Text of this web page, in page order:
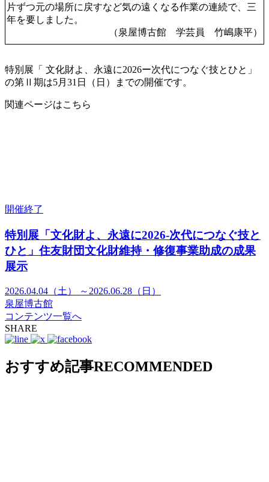
片ずつ元の場所に戻すなど気の遠くなる作業の連続で、三
年を要しました。
（泉屋博古館 学芸員 竹嶋康平）
特別展「 文化財よ、永遠に2026ー次代につなぐ技とひと」
の第Ⅱ期は5月31日（日）までの開催です。
関連ページはこちら
開催終了
特別展「文化財よ、永遠に2026-次代につなぐ技と
ひと」住友財団文化財維持・修復事業助成の成果
展示
2026.04.04（土） ～2026.06.28（日）
泉屋博古館
コンテンツ一覧へ
SHARE
おすすめ記事RECOMMENDED